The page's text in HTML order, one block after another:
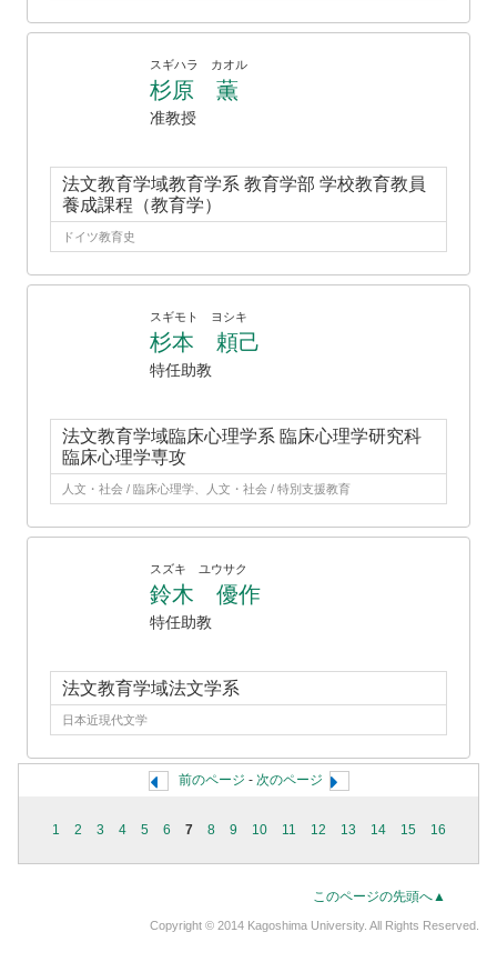
スギハラ カオル
杉原 薫
准教授
法文教育学域教育学系 教育学部 学校教育教員
養成課程（教育学）
ドイツ教育史
スギモト ヨシキ
杉本 頼己
特任助教
法文教育学域臨床心理学系 臨床心理学研究科
臨床心理学専攻
人文・社会 / 臨床心理学、人文・社会 / 特別支援教育
スズキ ユウサク
鈴木 優作
特任助教
法文教育学域法文学系
日本近現代文学
前のページ - 次のページ
1 2 3 4 5 6 7 8 9 10 11 12 13 14 15 16
このページの先頭へ▲
Copyright © 2014 Kagoshima University. All Rights Reserved.